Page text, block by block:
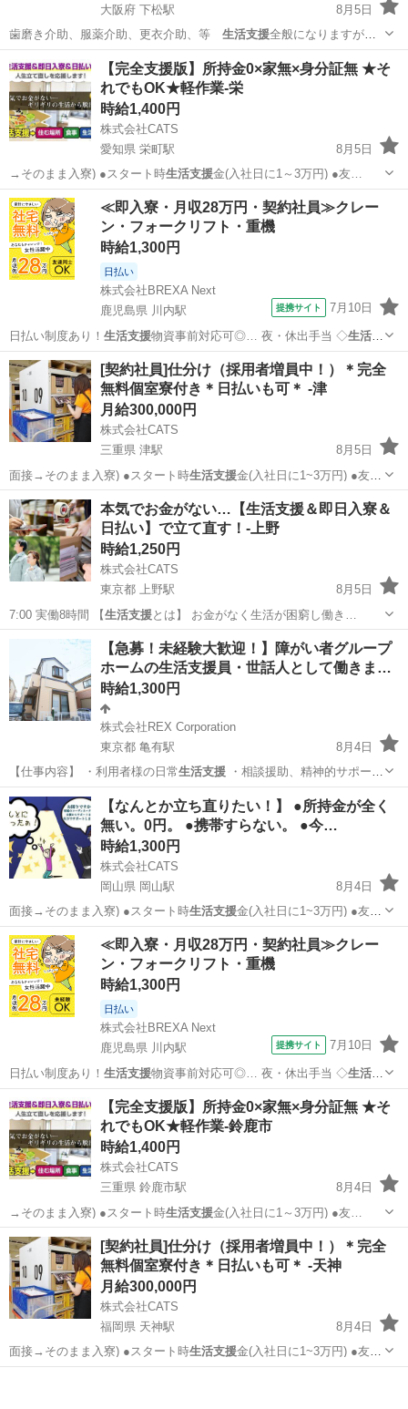
大阪府 下松駅
8月5日
歯磨き介助、服薬介助、更衣介助、等 生活支援全般になりますが自
立度の高いが入居さ…
岸和田市 下松駅 その他 介助
【完全支援版】所持金0×家無×身分証無 ★そ
れでもOK★軽作業-栄
時給1,400円
株式会社CATS
愛知県 栄町駅
8月5日
→そのまま入寮) ●スタート時生活支援 金(入社日に1～3万円) ●友…
愛知 名古屋市 栄町駅 仕分け 個室
≪即入寮・月収28万円・契約社員≫クレー
ン・フォークリフト・重機
時給1,300円
日払い
株式会社BREXA Next
鹿児島県 川内駅
提携サイト 7月10日
日払い制度あり！ 生活支援物資事前対応可◎… 夜・休出手当 ◇生活支
援
物資事前対応可 … おります。 ★生活支援物資事前対応可能…
鹿児島 川内駅 その他
[契約社員]仕分け（採用者増員中！）＊完全
無料個室寮付き＊日払いも可＊ -津
月給300,000円
株式会社CATS
三重県 津駅
8月5日
面接→そのまま入寮) ●スタート時生活支援金(入社日に1~3万円) ●友
人/…
三重 津市 津駅 倉庫 個室
本気でお金がない…【生活支援＆即日入寮＆
日払い】で立て直す！-上野
時給1,250円
株式会社CATS
東京都 上野駅
8月5日
7:00 実働8時間 【生活支援とは】 お金がなく生活が困窮し働き…
台東区 上野駅 仕分け 生活支援
【急募！未経験大歓迎！】障がい者グループ
ホームの生活支援員・世話人として働きま…
時給1,300円
株式会社REX Corporation
東京都 亀有駅
8月4日
【仕事内容】 ・利用者様の日常生活支援・相談援助、精神的サポート
…東京 葛飾区 亀有駅 その他 生活支援員
【なんとか立ち直りたい！】 ●所持金が全く
無い。0円。 ●携帯すらない。 ●今…
時給1,300円
株式会社CATS
岡山県 岡山駅
8月4日
面接→そのまま入寮) ●スタート時生活支援金(入社日に1~3万円) ●友
人/…
岡山 岡山市 岡山駅 仕分け 給料
≪即入寮・月収28万円・契約社員≫クレー
ン・フォークリフト・重機
時給1,300円
日払い
株式会社BREXA Next
鹿児島県 川内駅
提携サイト 7月10日
日払い制度あり！ 生活支援物資事前対応可◎… 夜・休出手当 ◇生活支
援
物資事前対応可 … おります。 ★生活支援物資事前対応可能…
鹿児島 その他
【完全支援版】所持金0×家無×身分証無 ★そ
れでもOK★軽作業-鈴鹿市
時給1,400円
株式会社CATS
三重県 鈴鹿市駅
8月4日
→そのまま入寮) ●スタート時生活支援 金(入社日に1～3万円) ●友…
三重 鈴鹿市 鈴鹿市駅 仕分け 個室
[契約社員]仕分け（採用者増員中！）＊完全
無料個室寮付き＊日払いも可＊ -天神
月給300,000円
株式会社CATS
福岡県 天神駅
8月4日
面接→そのまま入寮) ●スタート時生活支援金(入社日に1~3万円) ●友
人/…